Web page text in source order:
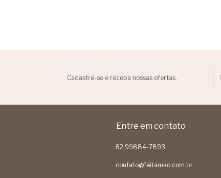
Cadastre-se e receba nossas ofertas.
Entre em contato
62 99884-7893
contato@feitamao.com.br